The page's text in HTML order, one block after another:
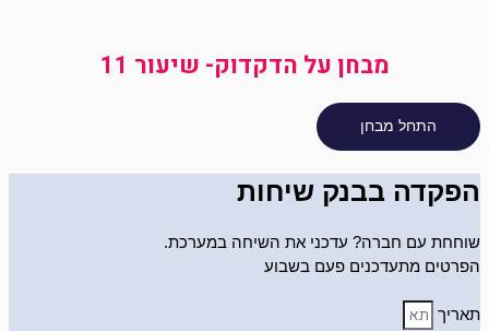
מבחן על הדקדוק- שיעור 11
הפקדה בבנק שיחות
שוחחת עם חברה? עדכני את השיחה במערכת.
הפרטים מתעדכנים פעם בשבוע
תאריך